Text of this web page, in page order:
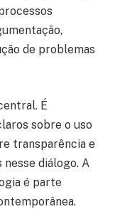
de problemas
É
sobre o uso
transparência e
diálogo. A
é parte